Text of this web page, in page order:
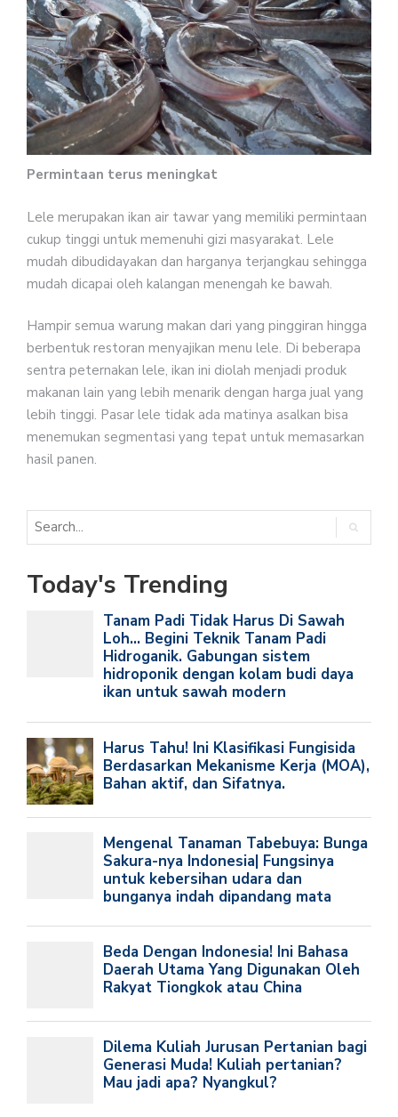
Permintaan terus meningkat
Lele merupakan ikan air tawar yang memiliki permintaan
cukup tinggi untuk memenuhi gizi masyarakat. Lele
mudah dibudidayakan dan harganya terjangkau sehingga
mudah dicapai oleh kalangan menengah ke bawah.
Hampir semua warung makan dari yang pinggiran hingga
berbentuk restoran menyajikan menu lele. Di beberapa
sentra peternakan lele, ikan ini diolah menjadi produk
makanan lain yang lebih menarik dengan harga jual yang
lebih tinggi. Pasar lele tidak ada matinya asalkan bisa
menemukan segmentasi yang tepat untuk memasarkan
hasil panen.
Today's Trending